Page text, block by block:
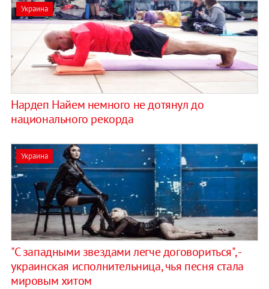
Украина
Нардеп Найем немного не дотянул до
национального рекорда
Украина
"С западными звездами легче договориться", -
украинская исполнительница, чья песня стала
мировым хитом